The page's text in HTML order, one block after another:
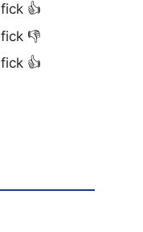
fick 👍
fick 👎
fick 👍